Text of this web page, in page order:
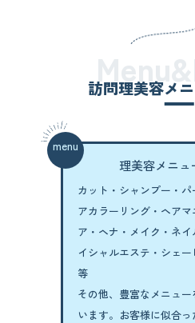
訪問理美容メ
menu
理美容メニュ
カット・シャンプー・パ
アカラーリング・ヘアマ
ア・ ヘナ・メイク・ネイ
イシャルエステ・シェ
等
その他、豊富なメニュー
います。 お客様に似合っ